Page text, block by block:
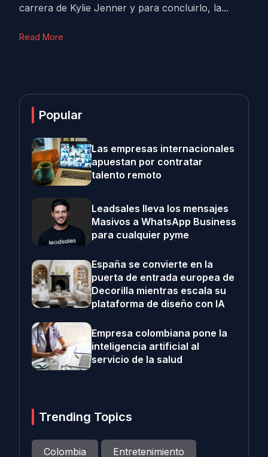
carrera de Kylie Jenner y para concluirlo, la...
Read More
Popular
Las empresas internacionales
apuestan por contratar
talento remoto
Leadsales lleva los mensajes
Masivos a WhatsApp Business
para cualquier pyme
España se convierte en la
puerta de entrada europea de
Decorilla mientras escala su
plataforma de diseño con IA
Empresa colombiana pone la
inteligencia artificial al
servicio de la salud
Trending Topics
Colombia Entretenimiento